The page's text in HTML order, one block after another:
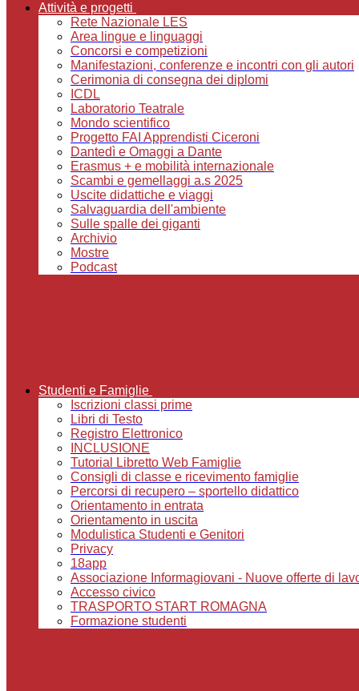
Attività e progetti
Rete Nazionale LES
Area lingue e linguaggi
Concorsi e competizioni
Manifestazioni, conferenze e incontri con gli autori
Cerimonia di consegna dei diplomi
ICDL
Laboratorio Teatrale
Mondo scientifico
Progetto FAI Apprendisti Ciceroni
Dantedì e Omaggi a Dante
Erasmus + e mobilità internazionale
Scambi e gemellaggi a.s 2025
Uscite didattiche e viaggi
Salvaguardia dell'ambiente
Sulle spalle dei giganti
Archivio
Mostre
Podcast
Studenti e Famiglie
Iscrizioni classi prime
Libri di Testo
Registro Elettronico
INCLUSIONE
Tutorial Libretto Web Famiglie
Consigli di classe e ricevimento famiglie
Percorsi di recupero – sportello didattico
Orientamento in entrata
Orientamento in uscita
Modulistica Studenti e Genitori
Privacy
18app
Associazione Informagiovani - Nuove offerte di
Accesso civico
TRASPORTO START ROMAGNA
Formazione studenti